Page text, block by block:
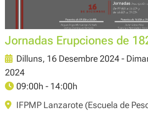
Jornadas Erupciones de
Dilluns, 16 Desembre 2024 -
2024
09:00h - 14:00h
IFPMP Lanzarote (Escuela de